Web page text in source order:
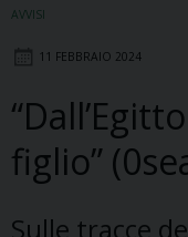
AVVISI
11 FEBBRAIO 2024
figlio”
Sulle tracce